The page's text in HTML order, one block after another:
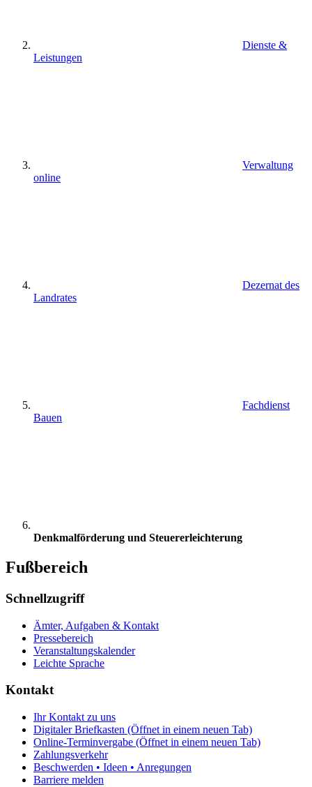
Dienste &
Leistungen
Verwaltung
online
Dezernat des
Landrates
Fachdienst
Bauen
Denkmalförderung und Steuererleichterung
Fußbereich
Schnellzugriff
Ämter, Aufgaben & Kontakt
Pressebereich
Veranstaltungskalender
Leichte Sprache
Kontakt
Ihr Kontakt zu uns
Digitaler Briefkasten (Öffnet in einem neuen Tab)
Online-Terminvergabe (Öffnet in einem neuen Tab)
Zahlungsverkehr
Beschwerden • Ideen • Anregungen
Barriere melden